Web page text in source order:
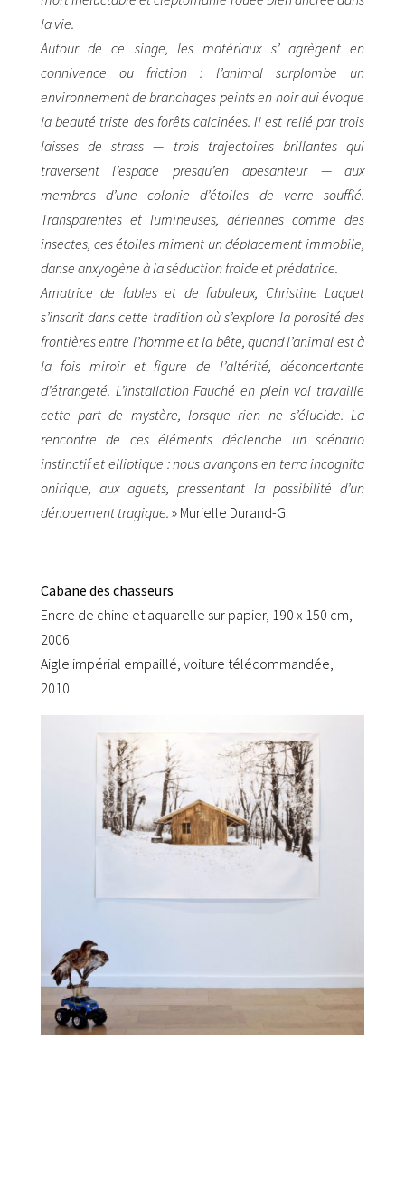
la vie.
Autour de ce singe, les matériaux s’ agrègent en
connivence ou friction : l’animal surplombe un
environnement de branchages peints en noir qui évoque
la beauté triste des forêts calcinées. Il est relié par trois
laisses de strass — trois trajectoires brillantes qui
traversent l’espace presqu’en apesanteur — aux
membres d’une colonie d’étoiles de verre soufflé.
Transparentes et lumineuses, aériennes comme des
insectes, ces étoiles miment un déplacement immobile,
danse anxyogène à la séduction froide et prédatrice.
Amatrice de fables et de fabuleux, Christine Laquet
s’inscrit dans cette tradition où s’explore la porosité des
frontières entre l’homme et la bête, quand l’animal est à
la fois miroir et figure de l’altérité, déconcertante
d’étrangeté. L’installation Fauché en plein vol travaille
cette part de mystère, lorsque rien ne s’élucide. La
rencontre de ces éléments déclenche un scénario
instinctif et elliptique : nous avançons en terra incognita
onirique, aux aguets, pressentant la possibilité d’un
dénouement tragique. » Murielle Durand-G.
Cabane des chasseurs
Encre de chine et aquarelle sur papier, 190 x 150 cm,
2006.
Aigle impérial empaillé, voiture télécommandée,
2010.